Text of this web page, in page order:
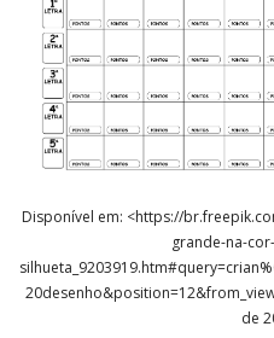
Disponível em: <https://
grande-na-
de